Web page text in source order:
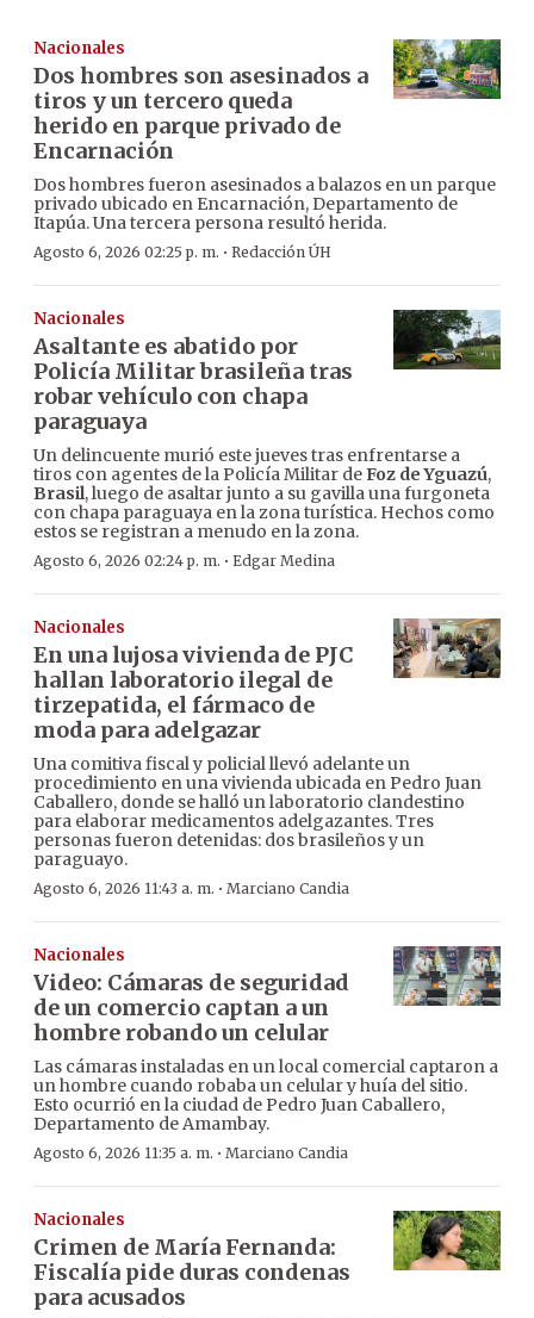
Nacionales
Dos hombres son asesinados a
tiros y un tercero queda
herido en parque privado de
Encarnación
Dos hombres fueron asesinados a balazos en un parque
privado ubicado en Encarnación, Departamento de
Itapúa. Una tercera persona resultó herida.
Agosto 6, 2026 02:25 p. m. · Redacción ÚH
Nacionales
Asaltante es abatido por
Policía Militar brasileña tras
robar vehículo con chapa
paraguaya
Un delincuente murió este jueves tras enfrentarse a
tiros con agentes de la Policía Militar deFoz de Yguazú,
Brasil, luego de asaltar junto a su gavilla una furgoneta
con chapa paraguaya en la zona turística. Hechos como
estos se registran a menudo en la zona.
Agosto 6, 2026 02:24 p. m. · Edgar Medina
Nacionales
En una lujosa vivienda de PJC
hallan laboratorio ilegal de
tirzepatida, el fármaco de
moda para adelgazar
Una comitiva fiscal y policial llevó adelante un
procedimiento en una vivienda ubicada en Pedro Juan
Caballero, donde se halló un laboratorio clandestino
para elaborar medicamentos adelgazantes. Tres
personas fueron detenidas: dos brasileños y un
paraguayo.
Agosto 6, 2026 11:43 a. m. · Marciano Candia
Nacionales
Video: Cámaras de seguridad
de un comercio captan a un
hombre robando un celular
Las cámaras instaladas en un local comercial captaron a
un hombre cuando robaba un celular y huía del sitio.
Esto ocurrió en la ciudad de Pedro Juan Caballero,
Departamento de Amambay.
Agosto 6, 2026 11:35 a. m. · Marciano Candia
Nacionales
Crimen de María Fernanda:
Fiscalía pide duras condenas
para acusados